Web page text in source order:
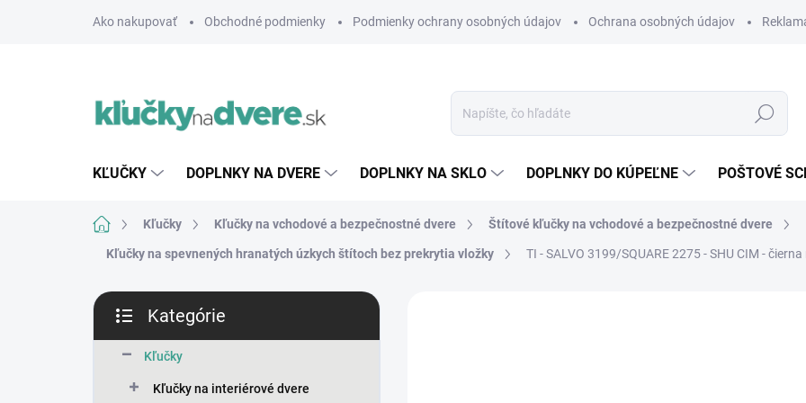
Ako nakupovať Obchodné podmienky Podmienky ochrany osobných údajov Ochrana osobných údajov
Hľadať
KĽUČKY DOPLNKY NA DVERE DOPLNKY NA SKLO DOPLNKY DO KÚPEĽNE POŠTOVÉ
DomovKľučky Kľučky na vchodové a bezpečnostné dvere Štítové kľučky na vchodové a bezpečnostné dvere
Kľučky na spevnených hranatých úzkych štítoch bez prekrytia vložky TI - SALVO 3199/SQUARE 2275 - SHU CIM -
B
č
kategórie
Kategórie
Kľučky
Kľučky na interiérové dvere